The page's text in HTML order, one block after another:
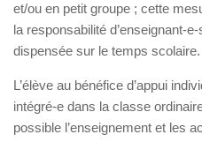
et/ou en petit groupe ; cette
la responsabilité d’enseignant-
dispensée sur le temps scolaire.
L’élève au bénéfice d’appui
intégré-e dans la classe
possible l’enseignement et les